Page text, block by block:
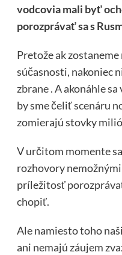
vodcovia mali byť
porozprávať sa s
Pretože ak
súčasnosti, nakoniec
zbrane. A akonáhle
by sme čeliť scenáru
zomierajú stovky
V určitom momente
rozhovory
príležitosť
chopiť.
Ale namiesto toho
ani nemajú záujem